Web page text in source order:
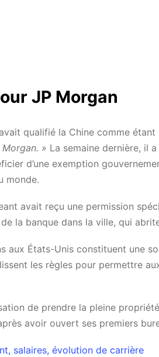
JP Morgan
qualifié la Chine comme étant
» La semaine dernière, il
d’une exemption
monde.
avait reçu une permission
la banque dans la ville, qui
aux États-Unis constituent une
les règles pour permettre
de prendre la pleine
avoir ouvert ses premiers
salaires, évolution de carrière